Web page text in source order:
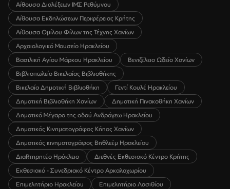
Αίθουσα Διαλέξεων ΙΜΣ Ρεθύμνου
Αίθουσα Εκδηλώσεων Περιφέρειας Κρήτης
Αίθουσα Ομίλου Φίλων της Τέχνης Χανίων
Αρχαιολογικό Μουσείο Ηρακλείου
Βασιλική Αγίου Μάρκου Ηρακλείου
Βενιζέλειο Ωδείο Χανίων
Βιβλιοπωλείο Βικελαίας Βιβλιοθήκης
Βικελαία Δημοτική Βιβλιοθήκη
Γεντί Κουλέ Ηρακλείου
Δημοτική Βιβλιοθήκη Χανίων
Δημοτική Πινακοθήκη Χανίων
Δημοτικό Μέγαρο της οδού Ανδρόγεω Ηρακλείου
Δημοτικός Κινηματογράφος Κήπος Χανίων
Δημοτικός κινηματογράφος Βηθλεέμ Ηρακλείου
ΔιαRτηρητέο Ηράκλειο
Διεθνές Εκθεσιακό Κέντρο Κρήτης
Εκθεσιακό - Συνεδριακό Κέντρο Αρκαλοχωρίου
Επιμελητήριο Ηρακλείου
Επιμελητήριο Λασιθίου